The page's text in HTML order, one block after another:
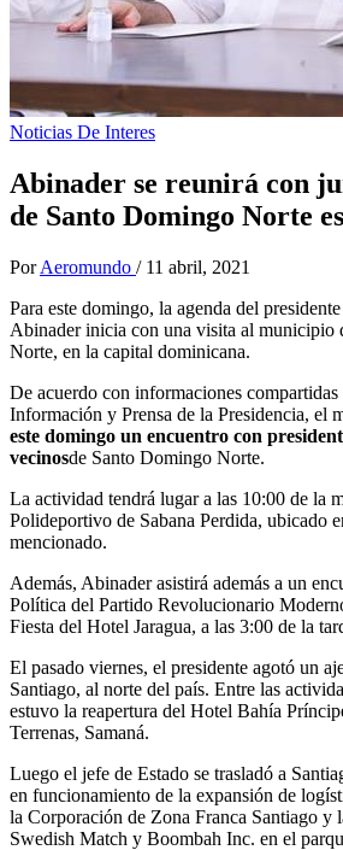
Noticias De Interes
Abinader se reunirá con
de Santo Domingo Norte
Por Aeromundo / 11 abril, 2021
Para este domingo, la agenda del
Abinader inicia con una visita al municipio
Norte, en la capital dominicana.
De acuerdo con informaciones
Información y Prensa de la Presidencia, el
este domingo un encuentro con
vecinosde Santo Domingo Norte.
La actividad tendrá lugar a las 10:00 de la
Polideportivo de Sabana Perdida, ubicado
mencionado.
Además, Abinader asistirá además a un
Política del Partido Revolucionario
Fiesta del Hotel Jaragua, a las 3:00 de la
El pasado viernes, el presidente agotó un
Santiago, al norte del país. Entre las
estuvo la reapertura del Hotel Bahía
Terrenas, Samaná.
Luego el jefe de Estado se trasladó a
en funcionamiento de la expansión de
la Corporación de Zona Franca Santiago y
Swedish Match y Boombah Inc. en el